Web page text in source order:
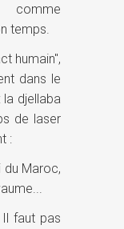
comme
temps.
humain",
dans le
djellaba
de laser
:
du Maroc,
Il faut pas